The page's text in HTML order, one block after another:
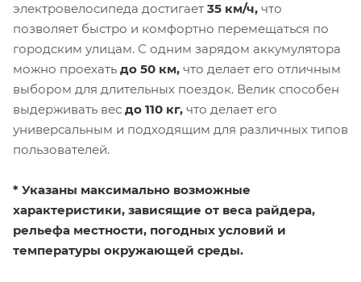
электровелосипеда достигает 35 км/ч, что
позволяет быстро и комфортно перемещаться по
городским улицам. С одним зарядом аккумулятора
можно проехать до 50 км, что делает его отличным
выбором для длительных поездок. Велик способен
выдерживать вес до 110 кг, что делает его
универсальным и подходящим для различных типов
пользователей.
* Указаны максимально возможные
характеристики, зависящие от веса райдера,
рельефа местности, погодных условий и
температуры окружающей среды.